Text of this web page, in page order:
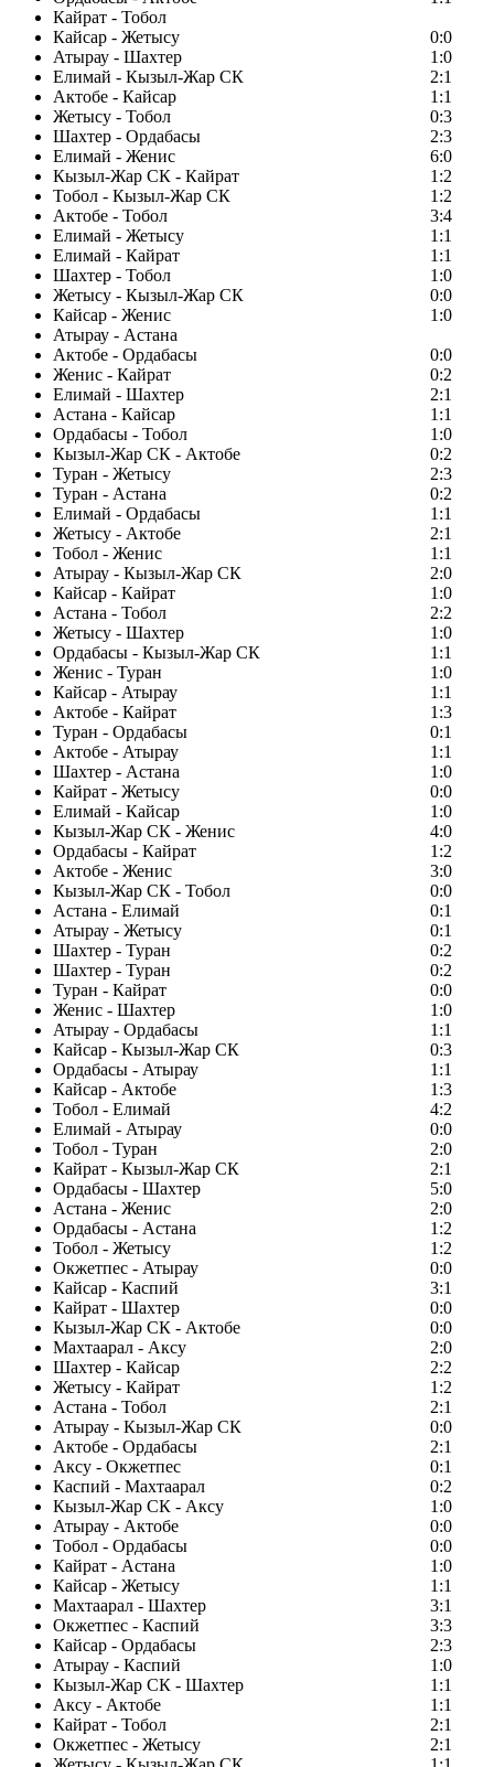
Кайрат - Тобол
Кайсар - Жетысу
0:0
Атырау - Шахтер
1:0
Елимай - Кызыл-Жар СК
2:1
Актобе - Кайсар
1:1
Жетысу - Тобол
0:3
Шахтер - Ордабасы
2:3
Елимай - Женис
6:0
Кызыл-Жар СК - Кайрат
1:2
Тобол - Кызыл-Жар СК
1:2
Актобе - Тобол
3:4
Елимай - Жетысу
1:1
Елимай - Кайрат
1:1
Шахтер - Тобол
1:0
Жетысу - Кызыл-Жар СК
0:0
Кайсар - Женис
1:0
Атырау - Астана
Актобе - Ордабасы
0:0
Женис - Кайрат
0:2
Елимай - Шахтер
2:1
Астана - Кайсар
1:1
Ордабасы - Тобол
1:0
Кызыл-Жар СК - Актобе
0:2
Туран - Жетысу
2:3
Туран - Астана
0:2
Елимай - Ордабасы
1:1
Жетысу - Актобе
2:1
Тобол - Женис
1:1
Атырау - Кызыл-Жар СК
2:0
Кайсар - Кайрат
1:0
Астана - Тобол
2:2
Жетысу - Шахтер
1:0
Ордабасы - Кызыл-Жар СК
1:1
Женис - Туран
1:0
Кайсар - Атырау
1:1
Актобе - Кайрат
1:3
Туран - Ордабасы
0:1
Актобе - Атырау
1:1
Шахтер - Астана
1:0
Кайрат - Жетысу
0:0
Елимай - Кайсар
1:0
Кызыл-Жар СК - Женис
4:0
Ордабасы - Кайрат
1:2
Актобе - Женис
3:0
Кызыл-Жар СК - Тобол
0:0
Астана - Елимай
0:1
Атырау - Жетысу
0:1
Шахтер - Туран
0:2
Шахтер - Туран
0:2
Туран - Кайрат
0:0
Женис - Шахтер
1:0
Атырау - Ордабасы
1:1
Кайсар - Кызыл-Жар СК
0:3
Ордабасы - Атырау
1:1
Кайсар - Актобе
1:3
Тобол - Елимай
4:2
Елимай - Атырау
0:0
Тобол - Туран
2:0
Кайрат - Кызыл-Жар СК
2:1
Ордабасы - Шахтер
5:0
Астана - Женис
2:0
Ордабасы - Астана
1:2
Тобол - Жетысу
1:2
Окжетпес - Атырау
0:0
Кайсар - Каспий
3:1
Кайрат - Шахтер
0:0
Кызыл-Жар СК - Актобе
0:0
Махтаарал - Аксу
2:0
Шахтер - Кайсар
2:2
Жетысу - Кайрат
1:2
Астана - Тобол
2:1
Атырау - Кызыл-Жар СК
0:0
Актобе - Ордабасы
2:1
Аксу - Окжетпес
0:1
Каспий - Махтаарал
0:2
Кызыл-Жар СК - Аксу
1:0
Атырау - Актобе
0:0
Тобол - Ордабасы
0:0
Кайрат - Астана
1:0
Кайсар - Жетысу
1:1
Махтаарал - Шахтер
3:1
Окжетпес - Каспий
3:3
Кайсар - Ордабасы
2:3
Атырау - Каспий
1:0
Кызыл-Жар СК - Шахтер
1:1
Аксу - Актобе
1:1
Кайрат - Тобол
2:1
Окжетпес - Жетысу
2:1